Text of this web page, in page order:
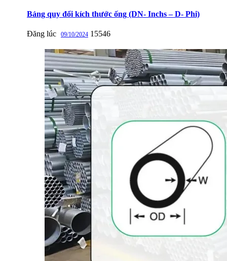
Bảng quy đổi kích thước ống (DN- Inchs – D- Phi)
Đăng lúc 09/10/2024 15546